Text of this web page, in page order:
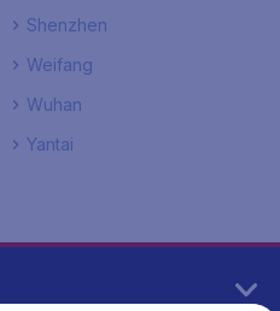
Shenzhen
Weifang
Wuhan
Yantai